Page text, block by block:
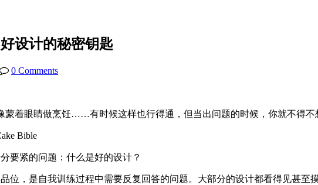
设计的秘密钥匙
0 Comments
蒙着眼睛做烹饪……有时候这样也行得通，但当出问题的时候，你就不得
Bible
要紧的问题：什么是好的设计？
位，是自我训练过程中需要反复回答的问题。大部分的设计都看得见甚至